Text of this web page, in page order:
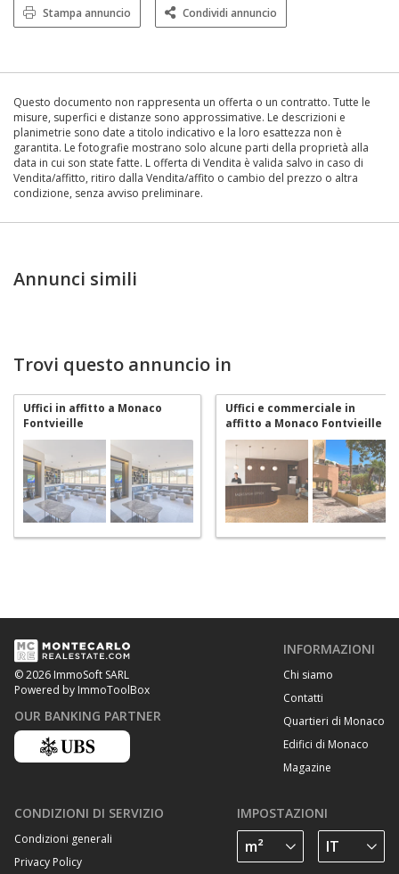
Stampa annuncio Condividi annuncio
Questo documento non rappresenta un offerta o un contratto. Tutte le
misure, superfici e distanze sono approssimative. Le descrizioni e
planimetrie sono date a titolo indicativo e la loro esattezza non è
garantita. Le fotografie mostrano solo alcune parti della proprietà alla
data in cui son state fatte. L offerta di Vendita è valida salvo in caso di
Vendita/affitto, ritiro dalla Vendita/affito o cambio del prezzo o altra
condizione, senza avviso preliminare.
Annunci simili
Trovi questo annuncio in
Uffici in affitto a Monaco
Fontvieille
Uffici e commerciale in
affitto a Monaco Fontvieille
© 2026 ImmoSoft SARL
Powered by ImmoToolBox
OUR BANKING PARTNER
INFORMAZIONI
Chi siamo
Contatti
Quartieri di Monaco
Edifici di Monaco
Magazine
CONDIZIONI DI SERVIZIO
Condizioni generali
Privacy Policy
IMPOSTAZIONI